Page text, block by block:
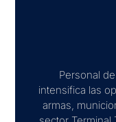
Personal
intensifica las
armas,